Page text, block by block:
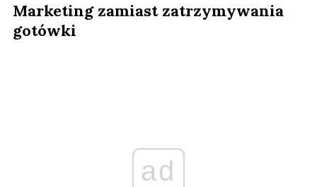
Marketing zamiast zatrzymywania
gotówki
ad